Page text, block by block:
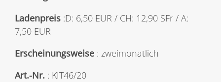
Ladenpreis :D: 6,50 EUR / CH: 12,90 SFr / A:
7,50 EUR
Erscheinungsweise : zweimonatlich
Art.-Nr. : KIT46/20